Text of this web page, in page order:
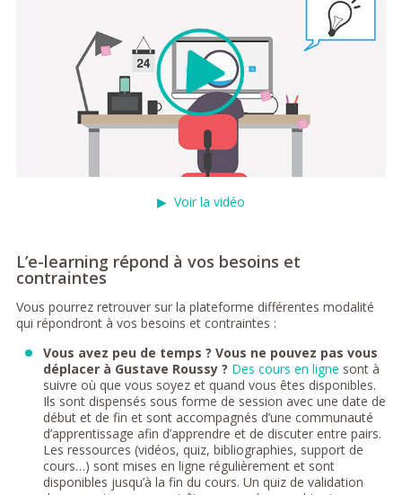
▶ Voir la vidéo
L’e-learning répond à vos besoins et
contraintes
Vous pourrez retrouver sur la plateforme différentes modalité
qui répondront à vos besoins et contraintes :
Vous avez peu de temps ? Vous ne pouvez pas vous
déplacer à Gustave Roussy ? Des cours en ligne sont à
suivre où que vous soyez et quand vous êtes disponibles.
Ils sont dispensés sous forme de session avec une date de
début et de fin et sont accompagnés d’une communauté
d’apprentissage afin d’apprendre et de discuter entre pairs.
Les ressources (vidéos, quiz, bibliographies, support de
cours…) sont mises en ligne régulièrement et sont
disponibles jusqu’à la fin du cours. Un quiz de validation